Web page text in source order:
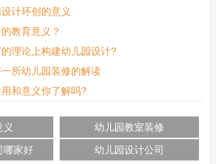
计环创的意义
教育意义？
理论上构建幼儿园设计?
所幼儿园装修的解读
和意义你了解吗?
义
幼儿园教室装修
哪家好
幼儿园设计公司